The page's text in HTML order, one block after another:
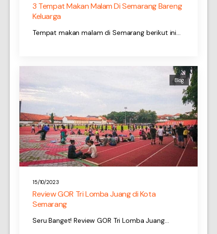
3 Tempat Makan Malam Di Semarang Bareng
Keluarga
Tempat makan malam di Semarang berikut ini…
15/10/2023
Blog
Review GOR Tri Lomba Juang di Kota
Semarang
Seru Banget! Review GOR Tri Lomba Juang…